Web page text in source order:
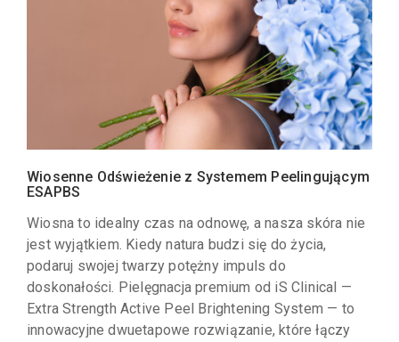
Wiosenne Odświeżenie z Systemem Peelingującym
ESAPBS
Wiosna to idealny czas na odnowę, a nasza skóra nie
jest wyjątkiem. Kiedy natura budzi się do życia,
podaruj swojej twarzy potężny impuls do
doskonałości. Pielęgnacja premium od iS Clinical —
Extra Strength Active Peel Brightening System — to
innowacyjne dwuetapowe rozwiązanie, które łączy